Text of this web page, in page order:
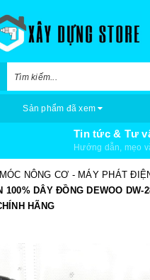
Sản phẩm đã xem
Tin tức & Tư
Hướng dẫn, mẹo
NÔNG CƠ - MÁY PHÁT
100% DÂY ĐỒNG DEWOO DW-
HÃNG